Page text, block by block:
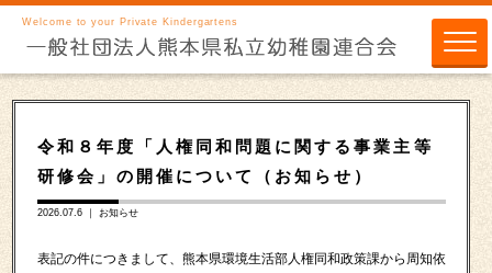
Welcome to your Private Kindergartens
令和８年度「人権同和問題に関する事業主等
研修会」の開催について（お知らせ）
2026.07.6 ｜ お知らせ
表記の件につきまして、熊本県環境生活部人権同和政策課から周知依